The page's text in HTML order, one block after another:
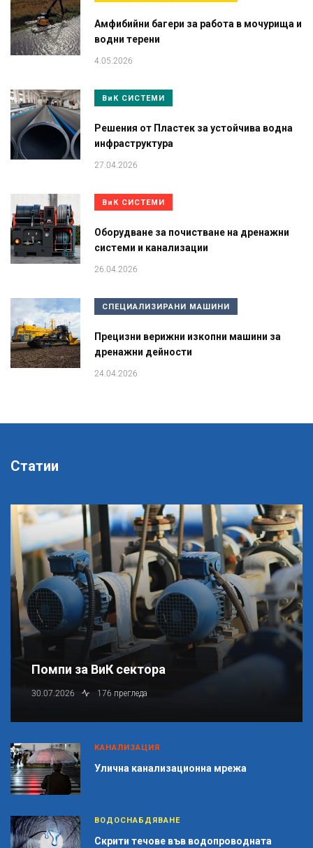
Амфибийни багери за работа в мочурища и
водни терени
4.05.2026
ВиК СИСТЕМИ
Решения от Пластек за устойчива водна
инфраструктура
27.04.2026
ВиК СИСТЕМИ
Оборудване за почистване на дренажни
системи и канализации
26.04.2026
СПЕЦИАЛИЗИРАНИ МАШИНИ
Прецизни верижни изкопни машини за
дренажни дейности
24.04.2026
Статии
Помпи за ВиК сектора
30.07.2026 176 прегледа
КАНАЛИЗАЦИЯ
Улична канализационна мрежа
ВОДОСНАБДЯВАНЕ
Скрити течове във водопроводната